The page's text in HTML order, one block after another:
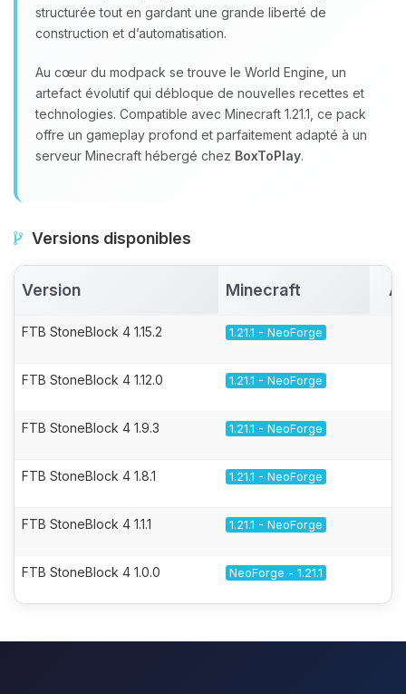
structurée tout en gardant une grande liberté de
construction et d’automatisation.
Au cœur du modpack se trouve le World Engine, un
artefact évolutif qui débloque de nouvelles recettes et
technologies. Compatible avec Minecraft 1.21.1, ce pack
offre un gameplay profond et parfaitement adapté à un
serveur Minecraft hébergé chez BoxToPlay.
Versions disponibles
Version Minecraft
FTB StoneBlock 4 1.15.2 1.21.1 - NeoForge
FTB StoneBlock 4 1.12.0 1.21.1 - NeoForge
FTB StoneBlock 4 1.9.3 1.21.1 - NeoForge
FTB StoneBlock 4 1.8.1 1.21.1 - NeoForge
FTB StoneBlock 4 1.1.1 1.21.1 - NeoForge
FTB StoneBlock 4 1.0.0 NeoForge - 1.21.1